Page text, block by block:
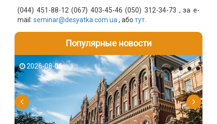
(044) 451-88-12 (067) 403-45-46 (050) 312-34-73 , за e-
mail: seminar@desyatka.com.ua , або тут.
Популярные новости
2026-08-06